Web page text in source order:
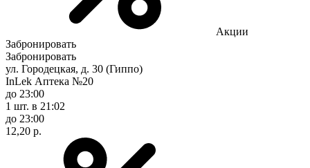
Акции
Забронировать
Забронировать
ул. Городецкая, д. 30 (Гиппо)
InLek Аптека №20
до 23:00
1 шт. в 21:02
до 23:00
12,20 р.